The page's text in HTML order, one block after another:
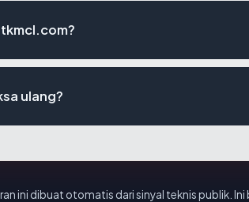
ulang?
ini dibuat otomatis dari sinyal teknis publik. Ini